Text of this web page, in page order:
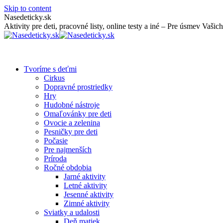
Skip to content
Nasedeticky.sk
Aktivity pre deti, pracovné listy, online testy a iné – Pre úsmev
Tvoríme s deťmi
Cirkus
Dopravné prostriedky
Hry
Hudobné nástroje
Omaľovánky pre deti
Ovocie a zelenina
Pesničky pre deti
Počasie
Pre najmenších
Príroda
Ročné obdobia
Jarné aktivity
Letné aktivity
Jesenné aktivity
Zimné aktivity
Sviatky a udalosti
Deň matiek